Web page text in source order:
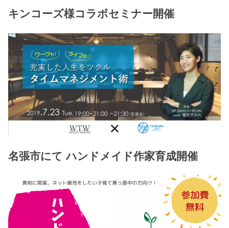
キンコーズ様コラボセミナー開催
名張市にて ハンドメイド作家育成開催